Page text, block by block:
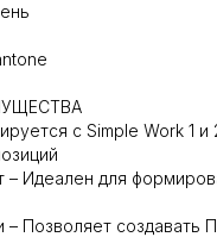
с Simple Work 1 и
Идеален для
– Позволяет создавать